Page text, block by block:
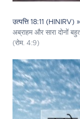
उत्पत्ति 18:11 (HINIRV) »
अब्राहम और सारा दोनों
(रोम. 4:9)